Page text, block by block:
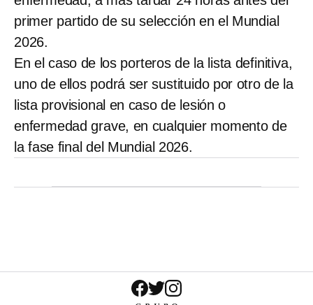
primer partido de su selección en el Mundial
2026.
En el caso de los porteros de la lista definitiva,
uno de ellos podrá ser sustituido por otro de la
lista provisional en caso de lesión o
enfermedad grave, en cualquier momento de
la fase final del Mundial 2026.